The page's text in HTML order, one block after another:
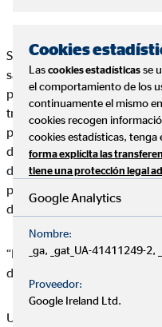
Se ha hablado sobre la
salud por su inmediatez, ya
precoz de enfermedades y
tratamientos. Por este
proporcionan al asegurado
diagnóstico, a los mejores
de forma ágil e inmediata.
pública puedes tardar una
días si cuentas con el seguro
“Está teniendo bastante
destaca Alfonso.
Una de las principales
Cookies
Las cookies estadísticas se
el comportamiento de los
continuamente el mismo
cookies recogen
cookies estadísticas, tenga
forma explícita las
tiene una protección legal
Google Analytics
Nombre:
_ga, _gat_UA-41411249-2,
Proveedor:
Google Ireland Ltd.